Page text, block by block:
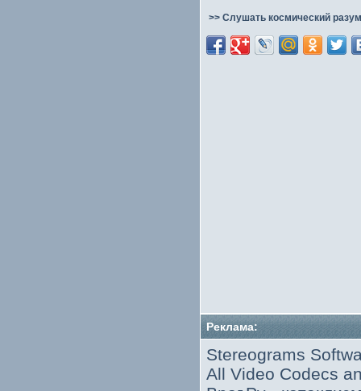
>> Слушать космический
Реклама:
Stereograms
All Video Codecs